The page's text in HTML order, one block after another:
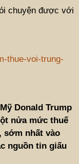
chuyện được với
thue-voi-trung-
Donald Trump
nửa mức thuế
sớm nhất vào
nguồn tin giấu